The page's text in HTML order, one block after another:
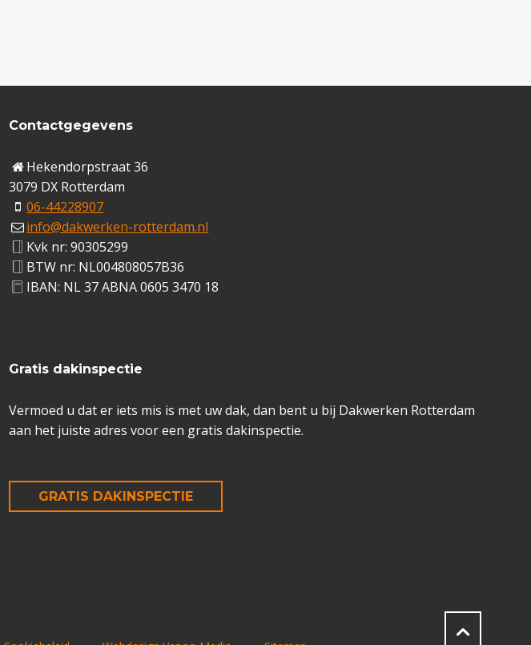
Contactgegevens
Hekendorpstraat 36
3079 DX Rotterdam
06-44228907
info@dakwerken-rotterdam.nl
Kvk nr: 90305299
BTW nr: NL004808057B36
IBAN: NL 37 ABNA 0605 3470 18
Gratis dakinspectie
Vermoed u dat er iets mis is met uw dak, dan bent u bij Dakwerken Rotterdam
aan het juiste adres voor een gratis dakinspectie.
GRATIS DAKINSPECTIE